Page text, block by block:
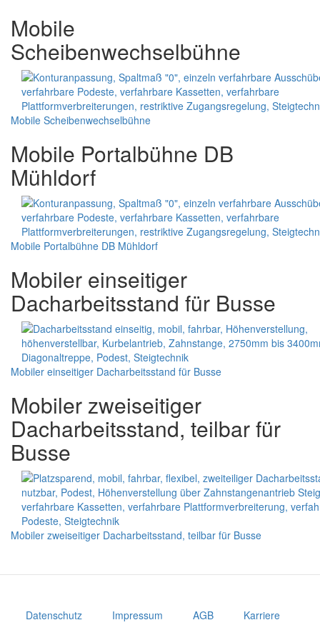
Mobile
Scheibenwechselbühne
Mobile Scheibenwechselbühne
Mobile Portalbühne DB
Mühldorf
Mobile Portalbühne DB Mühldorf
Mobiler einseitiger
Dacharbeitsstand für Busse
Mobiler einseitiger Dacharbeitsstand für Busse
Mobiler zweiseitiger
Dacharbeitsstand, teilbar für
Busse
Mobiler zweiseitiger Dacharbeitsstand, teilbar für Busse
Datenschutz Impressum AGB Karriere